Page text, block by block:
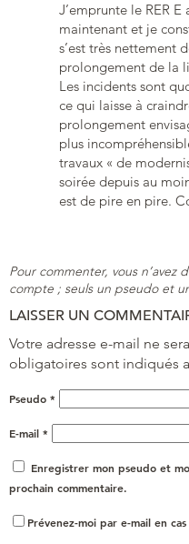
J’emprunte le RER
maintenant et je
s’est très nettement
prolongement de la
Les incidents sont
ce qui laisse à
prolongement
plus
travaux « de
soirée depuis au
est de pire en pire.
Pour commenter, vous n’avez
compte ; seuls un pseudo et
LAISSER UN
Votre adresse e-mail ne
obligatoires sont indiqués
Pseudo *
E-mail *
Enregistrer mon pseudo et
prochain commentaire.
Prévenez-moi par e-mail en